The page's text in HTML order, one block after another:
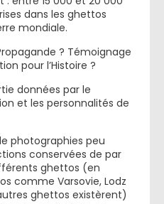
dans les ghettos
mondiale.
? Témoignage
pour l’Histoire ?
données par le
et les personnalités de
photographies peu
conservées de par
ghettos (en
comme Varsovie, Lodz
ghettos existèrent)